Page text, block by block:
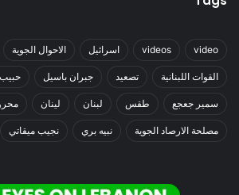
video
videos اسرائيل الاحوال الجوية
القوات اللبنانية تصعيد جبران باسيل حبيب
سمير جعجع طقس لبنان لينان
مصلحة الارصاد الجوية نبيه بري نجيب ميقاتي